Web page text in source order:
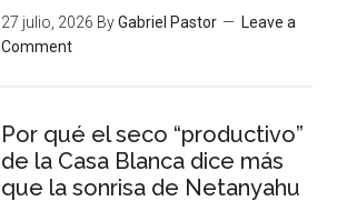
27 julio, 2026 ByGabriel Pastor
Leave a
Comment
Por qué el seco “productivo”
de la Casa Blanca dice más
que la sonrisa de Netanyahu